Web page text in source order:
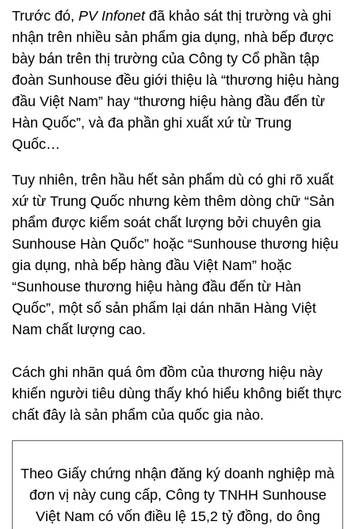
Trước đó, PV Infonet đã khảo sát thị trường và ghi
nhận trên nhiều sản phẩm gia dụng, nhà bếp được
bày bán trên thị trường của Công ty Cổ phần tập
đoàn Sunhouse đều giới thiệu là “thương hiệu hàng
đầu Việt Nam” hay “thương hiệu hàng đầu đến từ
Hàn Quốc”, và đa phần ghi xuất xứ từ Trung
Quốc…
Tuy nhiên, trên hầu hết sản phẩm dù có ghi rõ xuất
xứ từ Trung Quốc nhưng kèm thêm dòng chữ “Sản
phẩm được kiểm soát chất lượng bởi chuyên gia
Sunhouse Hàn Quốc” hoặc “Sunhouse thương hiệu
gia dụng, nhà bếp hàng đầu Việt Nam” hoặc
“Sunhouse thương hiệu hàng đầu đến từ Hàn
Quốc”, một số sản phẩm lại dán nhãn Hàng Việt
Nam chất lượng cao.
Cách ghi nhãn quá ôm đồm của thương hiệu này
khiến người tiêu dùng thấy khó hiểu không biết thực
chất đây là sản phẩm của quốc gia nào.
Theo Giấy chứng nhận đăng ký doanh nghiệp mà
đơn vị này cung cấp, Công ty TNHH Sunhouse
Việt Nam có vốn điều lệ 15,2 tỷ đồng, do ông